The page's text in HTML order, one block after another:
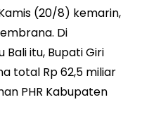
(20/8) kemarin,
Di
itu, Bupati Giri
total Rp 62,5 miliar
PHR Kabupaten